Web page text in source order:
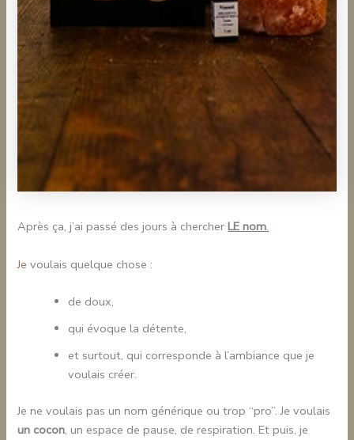
Après ça, j’ai passé des jours à chercherLE nom.
Je voulais quelque chose :
de doux,
qui évoque la détente,
et surtout, qui corresponde à l’ambiance que je
voulais créer.
Je ne voulais pas un nom générique ou trop “pro”. Je voulais
un cocon, un espace de pause, de respiration. Et puis, je